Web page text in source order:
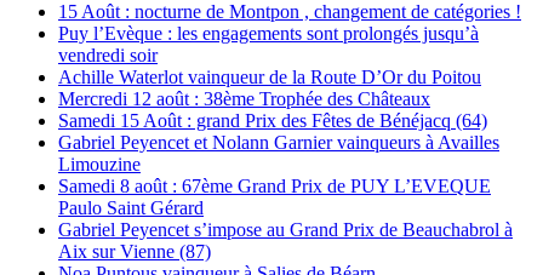
15 Août : nocturne de Montpon , changement de catégories !
Puy l’Evèque : les engagements sont prolongés jusqu’à
vendredi soir
Achille Waterlot vainqueur de la Route D’Or du Poitou
Mercredi 12 août : 38ème Trophée des Châteaux
Samedi 15 Août : grand Prix des Fêtes de Bénéjacq (64)
Gabriel Peyencet et Nolann Garnier vainqueurs à Availles
Limouzine
Samedi 8 août : 67ème Grand Prix de PUY L’EVEQUE
Paulo Saint Gérard
Gabriel Peyencet s’impose au Grand Prix de Beauchabrol à
Aix sur Vienne (87)